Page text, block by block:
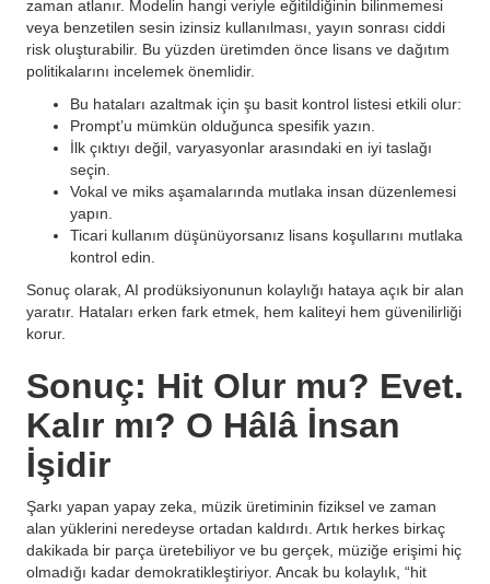
zaman atlanır. Modelin hangi veriyle eğitildiğinin bilinmemesi
veya benzetilen sesin izinsiz kullanılması, yayın sonrası ciddi
risk oluşturabilir. Bu yüzden üretimden önce lisans ve dağıtım
politikalarını incelemek önemlidir.
Bu hataları azaltmak için şu basit kontrol listesi etkili olur:
Prompt’u mümkün olduğunca spesifik yazın.
İlk çıktıyı değil, varyasyonlar arasındaki en iyi taslağı
seçin.
Vokal ve miks aşamalarında mutlaka insan düzenlemesi
yapın.
Ticari kullanım düşünüyorsanız lisans koşullarını mutlaka
kontrol edin.
Sonuç olarak, AI prodüksiyonunun kolaylığı hataya açık bir alan
yaratır. Hataları erken fark etmek, hem kaliteyi hem güvenilirliği
korur.
Sonuç: Hit Olur mu? Evet.
Kalır mı? O Hâlâ İnsan
İşidir
Şarkı yapan yapay zeka, müzik üretiminin fiziksel ve zaman
alan yüklerini neredeyse ortadan kaldırdı. Artık herkes birkaç
dakikada bir parça üretebiliyor ve bu gerçek, müziğe erişimi hiç
olmadığı kadar demokratikleştiriyor. Ancak bu kolaylık, “hit